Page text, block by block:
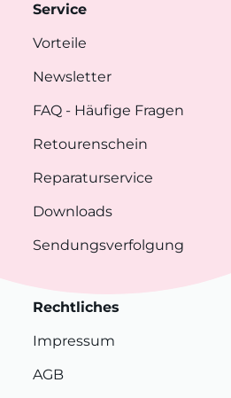
Service
Vorteile
Newsletter
FAQ - Häufige Fragen
Retourenschein
Reparaturservice
Downloads
Sendungsverfolgung
Rechtliches
Impressum
AGB